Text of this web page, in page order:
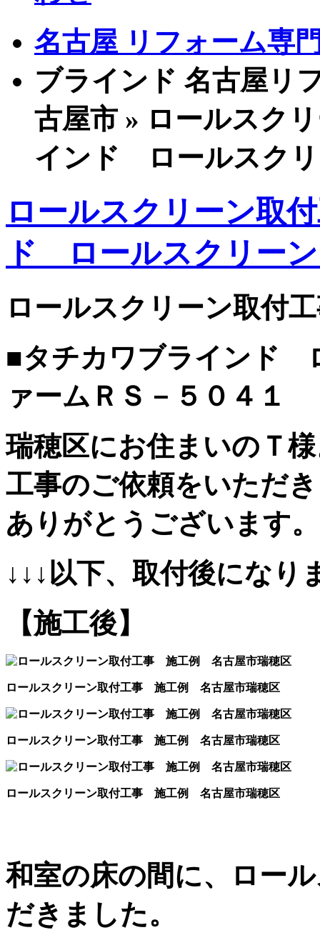
名古屋 リフォーム専
ブラインド 名古屋リ
古屋市 » ロールスク
インド ロールスク
ロールスクリーン取
ド ロールスクリー
ロールスクリーン取付
■タチカワブラインド
ァームＲＳ－５０４１
瑞穂区にお住まいのＴ
工事のご依頼をいただ
ありがとうございます。
↓↓↓以下、取付後になり
【施工後】
ロールスクリーン取付工事 施工例 名古屋市瑞穂区
ロールスクリーン取付工事 施工例 名古屋市瑞穂区
ロールスクリーン取付工事 施工例 名古屋市瑞穂区
和室の床の間に、ロー
だきました。